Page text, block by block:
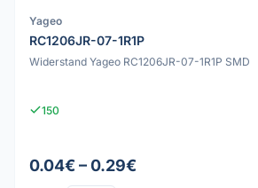
Yageo
RC1206JR-07-1R1P
Widerstand Yageo RC1206JR-07-1R1P SMD
150
0.04€ – 0.29€